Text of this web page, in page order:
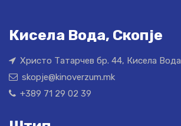
Кисела Вода, Скопје
Христо Татарчев бр. 44, Кисела Вода
skopje@kinoverzum.mk
+389 71 29 02 39